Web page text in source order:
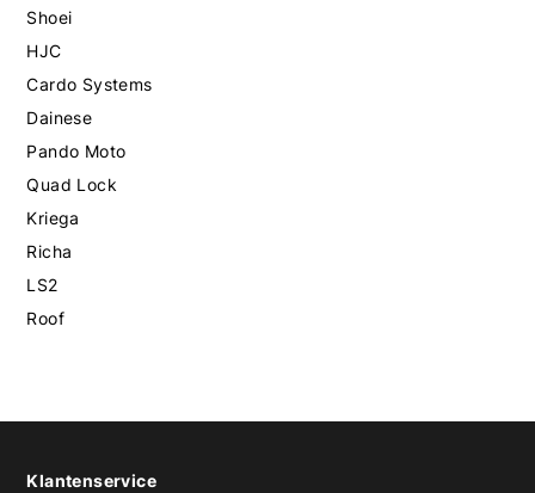
Shoei
HJC
Cardo Systems
Dainese
Pando Moto
Quad Lock
Kriega
Richa
LS2
Roof
Klantenservice